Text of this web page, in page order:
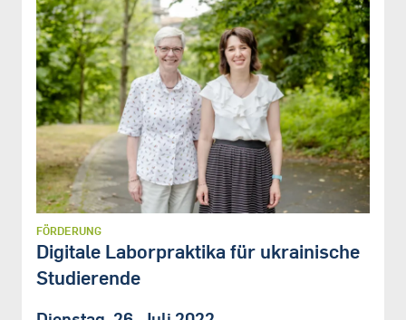
FÖRDERUNG
Digitale Laborpraktika für ukrainische
Studierende